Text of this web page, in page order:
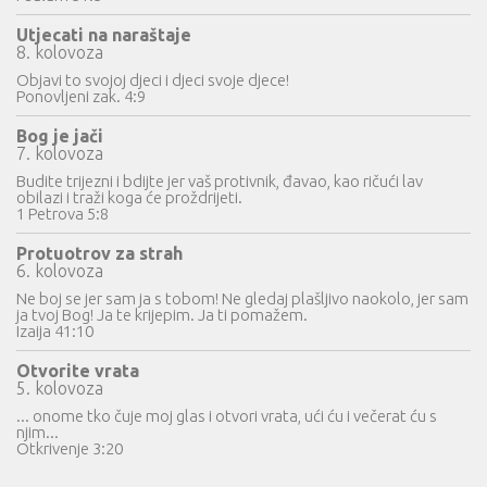
Utjecati na naraštaje
8. kolovoza
Objavi to svojoj djeci i djeci svoje djece!
Ponovljeni zak. 4:9
Bog je jači
7. kolovoza
Budite trijezni i bdijte jer vaš protivnik, đavao, kao ričući lav
obilazi i traži koga će proždrijeti.
1 Petrova 5:8
Protuotrov za strah
6. kolovoza
Ne boj se jer sam ja s tobom! Ne gledaj plašljivo naokolo, jer sam
ja tvoj Bog! Ja te krijepim. Ja ti pomažem.
Izaija 41:10
Otvorite vrata
5. kolovoza
... onome tko čuje moj glas i otvori vrata, ući ću i večerat ću s
njim...
Otkrivenje 3:20